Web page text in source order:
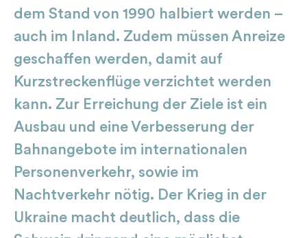
dem Stand von 1990 halbiert werden –
auch im Inland. Zudem müssen Anreize
geschaffen werden, damit auf
Kurzstreckenflüge verzichtet werden
kann. Zur Erreichung der Ziele ist ein
Ausbau und eine Verbesserung der
Bahnangebote im internationalen
Personenverkehr, sowie im
Nachtverkehr nötig. Der Krieg in der
Ukraine macht deutlich, dass die